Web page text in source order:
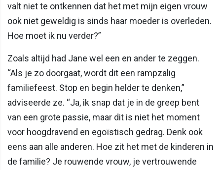
valt niet te ontkennen dat het met mijn eigen vrouw
ook niet geweldig is sinds haar moeder is overleden.
Hoe moet ik nu verder?”
Zoals altijd had Jane wel een en ander te zeggen.
“Als je zo doorgaat, wordt dit een rampzalig
familiefeest. Stop en begin helder te denken,”
adviseerde ze. “Ja, ik snap dat je in de greep bent
van een grote passie, maar dit is niet het moment
voor hoogdravend en egoïstisch gedrag. Denk ook
eens aan alle anderen. Hoe zit het met de kinderen in
de familie? Je rouwende vrouw, je vertrouwende